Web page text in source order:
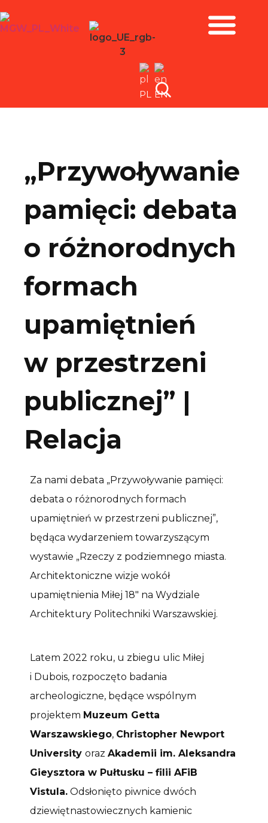
PL EN
„Przywoływanie
pamięci: debata
o różnorodnych
formach
upamiętnień
w przestrzeni
publicznej” |
Relacja
Za nami debata „Przywoływanie pamięci:
debata o różnorodnych formach
upamiętnień w przestrzeni publicznej”,
będąca wydarzeniem towarzyszącym
wystawie „Rzeczy z podziemnego miasta.
Architektoniczne wizje wokół
upamiętnienia Miłej 18″ na Wydziale
Architektury Politechniki Warszawskiej.
Latem 2022 roku, u zbiegu ulic Miłej
i Dubois, rozpoczęto badania
archeologiczne, będące wspólnym
projektem Muzeum Getta
Warszawskiego, Christopher Newport
University oraz Akademii im. Aleksandra
Gieysztora w Pułtusku – filii AFiB
Vistula. Odsłonięto piwnice dwóch
dziewiętnastowiecznych kamienic